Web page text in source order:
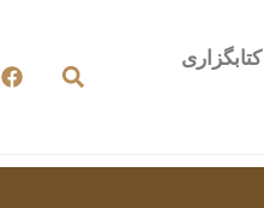
کتابگزاری